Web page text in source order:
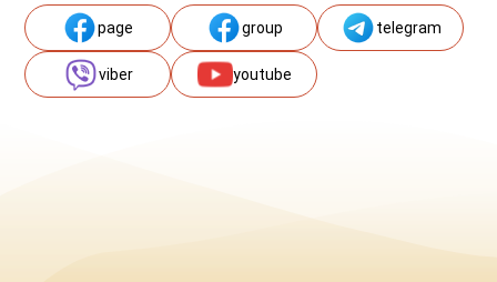
page group telegram
viber youtube